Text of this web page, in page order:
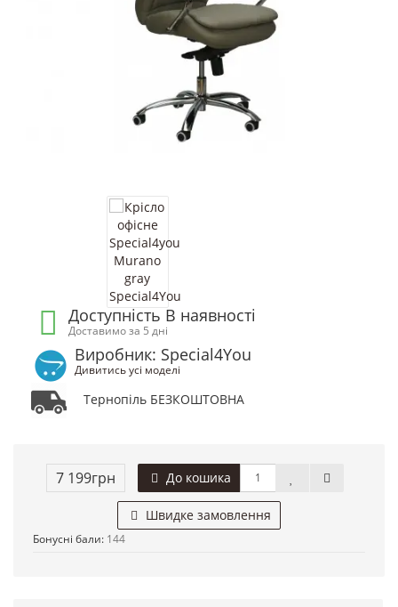
Доступність В наявності
Доставимо за 5 дні
Виробник: Special4You
Дивитись усі моделі
Тернопіль БЕЗКОШТОВНА
7 199грн До кошика
Швидке замовлення
Бонусні бали: 144